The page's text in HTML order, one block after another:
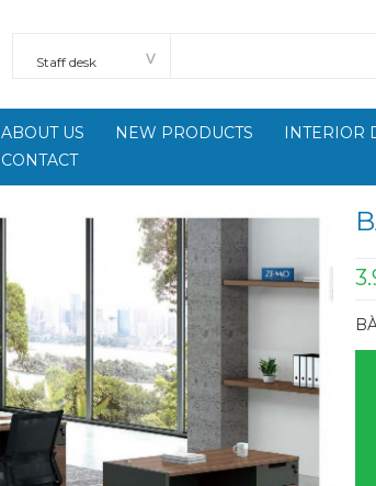
ABOUT US NEW PRODUCTS INTERIOR
CONTACT